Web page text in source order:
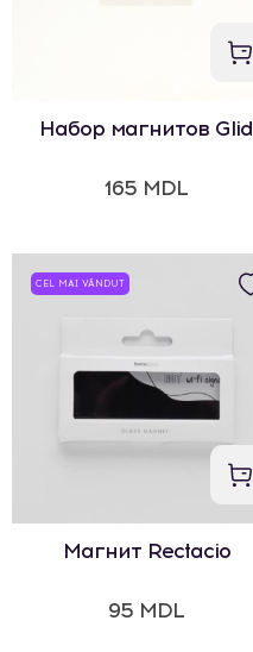
Набор магнитов Glid
165 MDL
CEL MAI VÂNDUT
Магнит Rectacio
95 MDL